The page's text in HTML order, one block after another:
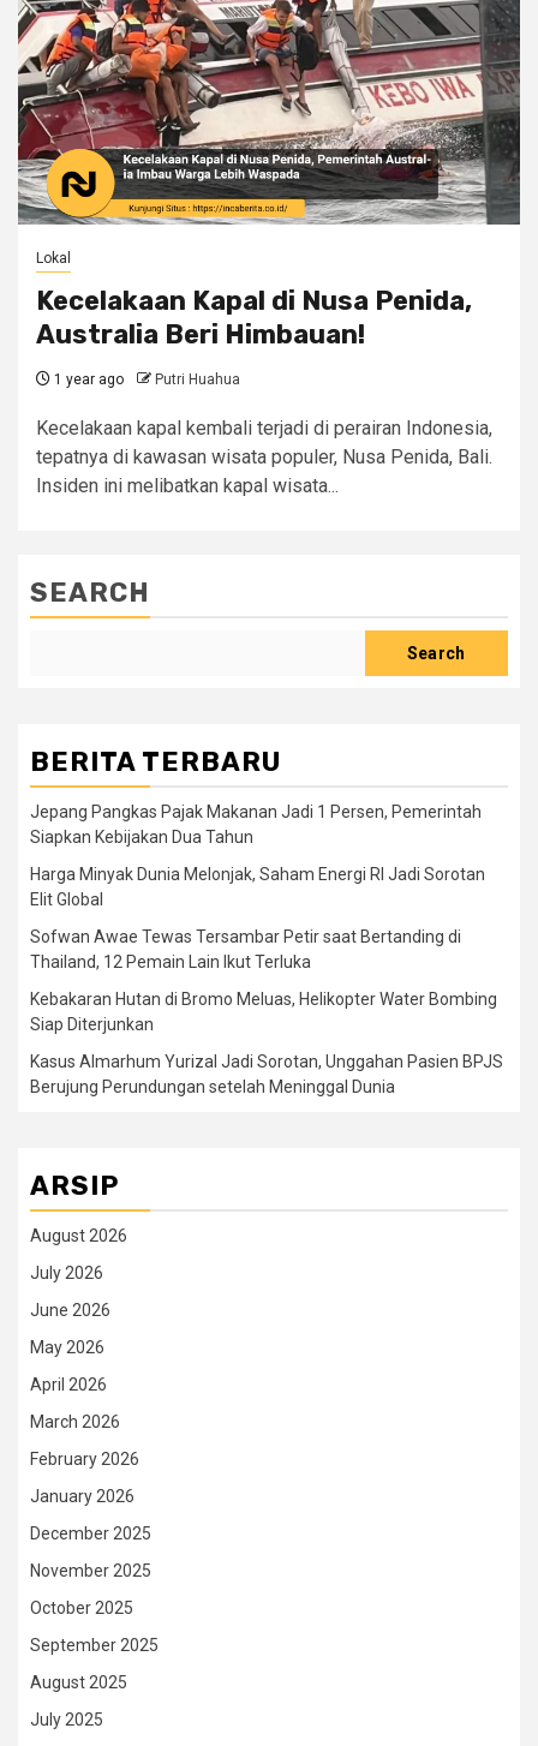
Lokal
Kecelakaan Kapal di Nusa Penida,
Australia Beri Himbauan!
1 year ago Putri Huahua
Kecelakaan kapal kembali terjadi di perairan Indonesia,
tepatnya di kawasan wisata populer, Nusa Penida, Bali.
Insiden ini melibatkan kapal wisata...
SEARCH
Search
BERITA TERBARU
Jepang Pangkas Pajak Makanan Jadi 1 Persen, Pemerintah
Siapkan Kebijakan Dua Tahun
Harga Minyak Dunia Melonjak, Saham Energi RI Jadi Sorotan
Elit Global
Sofwan Awae Tewas Tersambar Petir saat Bertanding di
Thailand, 12 Pemain Lain Ikut Terluka
Kebakaran Hutan di Bromo Meluas, Helikopter Water Bombing
Siap Diterjunkan
Kasus Almarhum Yurizal Jadi Sorotan, Unggahan Pasien BPJS
Berujung Perundungan setelah Meninggal Dunia
ARSIP
August 2026
July 2026
June 2026
May 2026
April 2026
March 2026
February 2026
January 2026
December 2025
November 2025
October 2025
September 2025
August 2025
July 2025